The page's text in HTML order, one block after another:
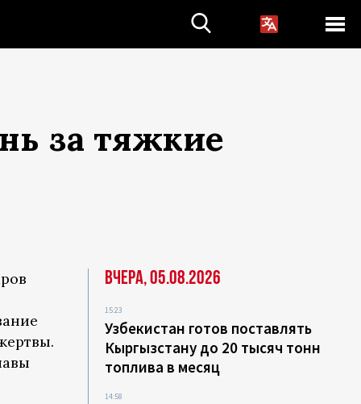
за тяжкие
Вчера, 05.08.2026
15:23
Узбекистан готов поставлять
Кыргызстану до 20 тысяч тонн
топлива в месяц
14:58